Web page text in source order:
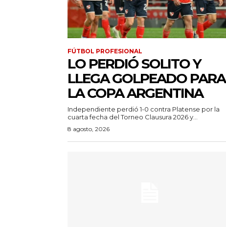
FÚTBOL PROFESIONAL
LO PERDIÓ SOLITO Y
LLEGA GOLPEADO PARA
LA COPA ARGENTINA
Independiente perdió 1-0 contra Platense por la
cuarta fecha del Torneo Clausura 2026 y...
8 agosto, 2026